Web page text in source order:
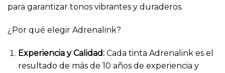
para garantizar tonos vibrantes y duraderos.
¿Por qué elegir Adrenalink?
Experiencia y Calidad:Cada tinta Adrenalink es el
resultado de más de 10 años de experiencia y